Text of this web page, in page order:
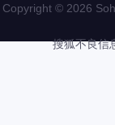
Copyright © 2026
搜狐不良信